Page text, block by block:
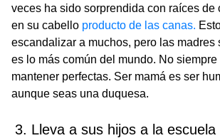
veces ha sido sorprendida con raíces de
en su cabello producto de las canas.
escandalizar a muchos, pero las madres
es lo más común del mundo. No
mantener perfectas. Ser mamá es ser
aunque seas una duquesa.
3. Lleva a sus hijos a la